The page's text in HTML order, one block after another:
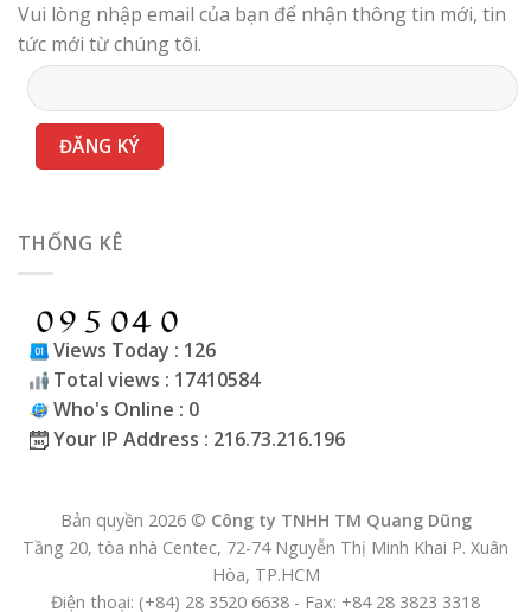
Vui lòng nhập email của bạn để nhận thông tin mới, tin
tức mới từ chúng tôi.
THỐNG KÊ
Views Today : 126
Total views : 17410584
Who's Online : 0
Your IP Address : 216.73.216.196
Bản quyền 2026 © Công ty TNHH TM Quang Dũng
Tầng 20, tòa nhà Centec, 72-74 Nguyễn Thị Minh Khai P. Xuân
Hòa, TP.HCM
Điện thoại: (+84) 28 3520 6638 - Fax: +84 28 3823 3318